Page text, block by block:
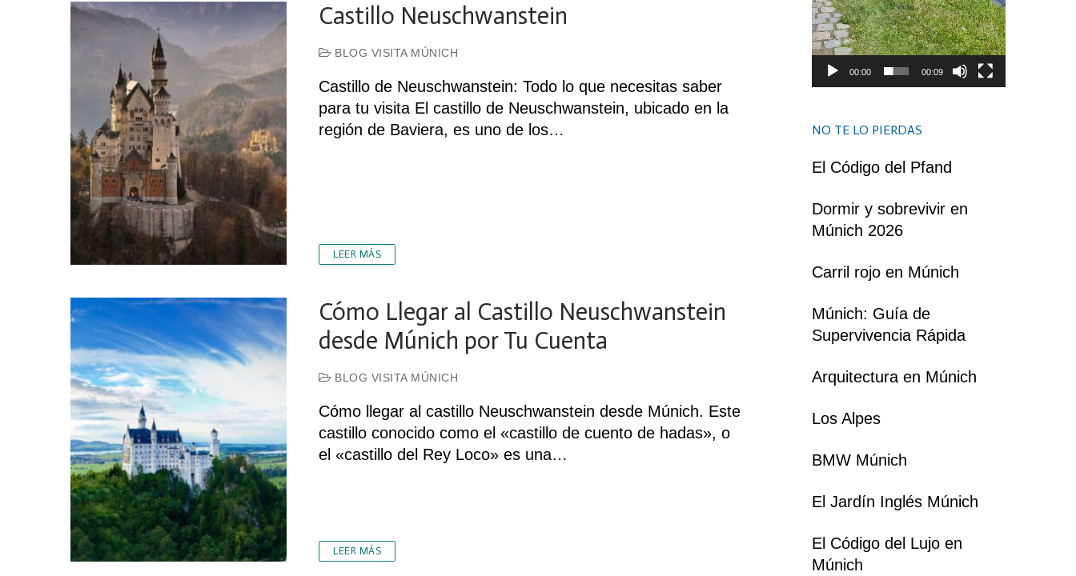
Castillo Neuschwanstein
BLOG VISITA MÚNICH
Castillo de Neuschwanstein: Todo lo que necesitas saber
para tu visita El castillo de Neuschwanstein, ubicado en la
región de Baviera, es uno de los…
LEER MÁS
Cómo Llegar al Castillo Neuschwanstein
desde Múnich por Tu Cuenta
BLOG VISITA MÚNICH
Cómo llegar al castillo Neuschwanstein desde Múnich. Este
castillo conocido como el «castillo de cuento de hadas», o
el «castillo del Rey Loco» es una…
LEER MÁS
00:00 00:09
NO TE LO PIERDAS
El Código del Pfand
Dormir y sobrevivir en
Múnich 2026
Carril rojo en Múnich
Múnich: Guía de
Supervivencia Rápida
Arquitectura en Múnich
Los Alpes
BMW Múnich
El Jardín Inglés Múnich
El Código del Lujo en
Múnich